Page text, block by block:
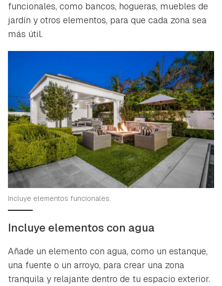
funcionales, como bancos, hogueras, muebles de
jardín y otros elementos, para que cada zona sea
más útil.
Incluye elementos funcionales.
Incluye elementos con agua
Añade un elemento con agua, como un estanque,
una fuente o un arroyo, para crear una zona
tranquila y relajante dentro de tu espacio exterior.